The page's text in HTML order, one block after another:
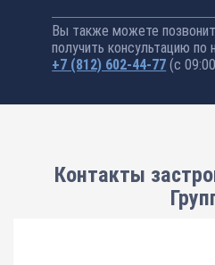
Вы также можете
получить консультацию по
+7 (812) 602-44-77 (с
Контакты